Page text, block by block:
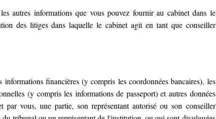
autres informations que vous pouvez fournir au cabinet dans le
des litiges dans laquelle le cabinet agit en tant que conseiller
financières (y compris les coordonnées bancaires), les
(y compris les informations de passeport) et autres données
par vous, une partie, son représentant autorisé ou son conseiller